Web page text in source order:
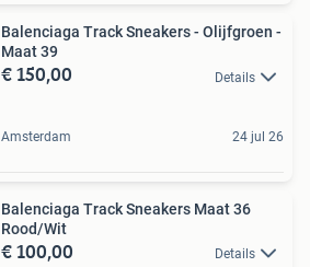
Balenciaga Track Sneakers - Olijfgroen -
Maat 39
€ 150,00 Details
Amsterdam 24 jul 26
Balenciaga Track Sneakers Maat 36
Rood/Wit
€ 100,00 Details